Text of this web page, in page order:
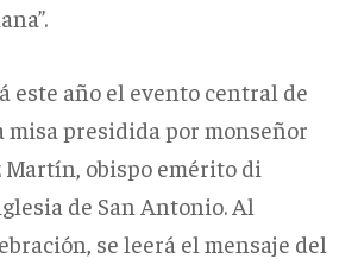
este año el evento central de
misa presidida por monseñor
obispo emérito di
de San Antonio. Al
se leerá el mensaje del